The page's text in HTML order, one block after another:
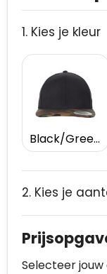
1. Kies je kleur
Black/Green Camo
2. Kies je
Selecteer